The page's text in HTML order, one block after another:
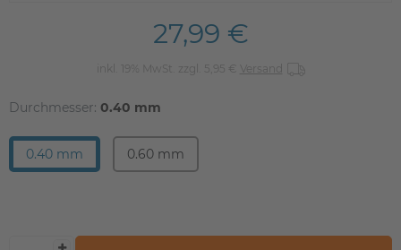
27,99 €
inkl. 19% MwSt. zzgl. 5,95 € Versand
Durchmesser: 0.40 mm
0.40 mm 0.60 mm